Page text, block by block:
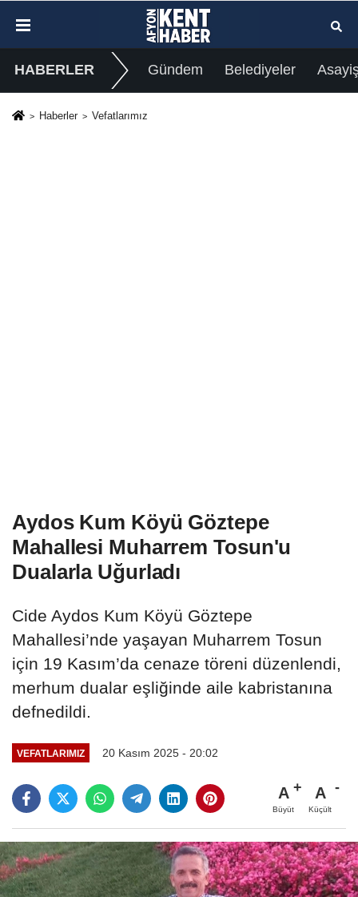
HABERLER Gündem Belediyeler
Haberler Vefatlarımız
Aydos Kum Köyü Göztepe
Mahallesi Muharrem Tosun'u
Dualarla Uğurladı
Cide Aydos Kum Köyü Göztepe
Mahallesi’nde yaşayan Muharrem Tosun
için 19 Kasım’da cenaze töreni düzenlendi,
merhum dualar eşliğinde aile kabristanına
defnedildi.
VEFATLARIMIZ 20 Kasım 2025 - 20:02
A
Büyüt
A
Küçült